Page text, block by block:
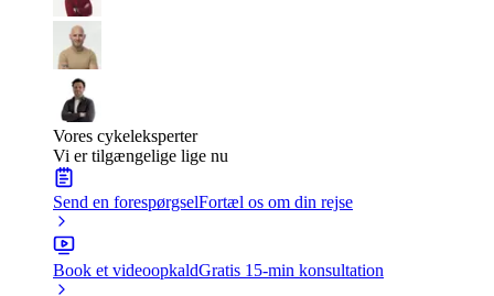
Vores cykeleksperter
Vi er tilgængelige lige nu
Send en forespørgselFortæl os om din rejse
Book et videoopkaldGratis 15-min konsultation